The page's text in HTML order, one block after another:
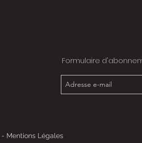
Formulaire
- Mentions Légales